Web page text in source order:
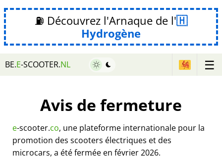
⛽ Découvrez l'Arnaque de l'
Hydrogène
BE.E-SCOOTER.NL ☰
Avis de fermeture
e-scooter.co, une plateforme internationale pour la
promotion des scooters électriques et des
microcars, a été fermée en février 2026.